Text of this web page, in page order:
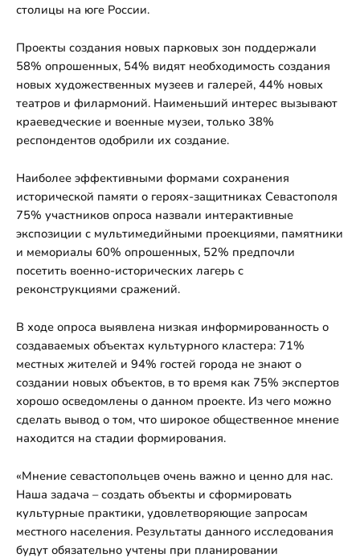
столицы на юге России.
Проекты создания новых парковых зон поддержали
58% опрошенных, 54% видят необходимость создания
новых художественных музеев и галерей, 44% новых
театров и филармоний. Наименьший интерес вызывают
краеведческие и военные музеи, только 38%
респондентов одобрили их создание.
Наиболее эффективными формами сохранения
исторической памяти о героях-защитниках Севастополя
75% участников опроса назвали интерактивные
экспозиции с мультимедийными проекциями, памятники
и мемориалы 60% опрошенных, 52% предпочли
посетить военно-исторических лагерь с
реконструкциями сражений.
В ходе опроса выявлена низкая информированность о
создаваемых объектах культурного кластера: 71%
местных жителей и 94% гостей города не знают о
создании новых объектов, в то время как 75% экспертов
хорошо осведомлены о данном проекте. Из чего можно
сделать вывод о том, что широкое общественное мнение
находится на стадии формирования.
«Мнение севастопольцев очень важно и ценно для нас.
Наша задача – создать объекты и сформировать
культурные практики, удовлетворяющие запросам
местного населения. Результаты данного исследования
будут обязательно учтены при планировании